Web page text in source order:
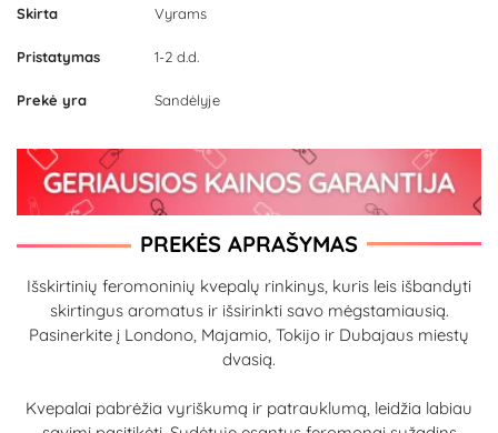
Skirta Vyrams
Pristatymas 1-2 d.d.
Prekė yra Sandėlyje
PREKĖS APRAŠYMAS
Išskirtinių feromoninių kvepalų rinkinys, kuris leis išbandyti
skirtingus aromatus ir išsirinkti savo mėgstamiausią.
Pasinerkite į Londono, Majamio, Tokijo ir Dubajaus miestų
dvasią.
Kvepalai pabrėžia vyriškumą ir patrauklumą, leidžia labiau